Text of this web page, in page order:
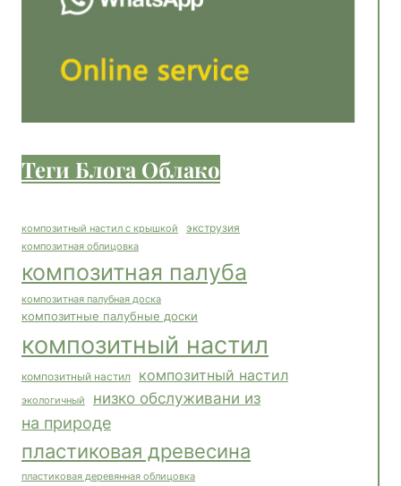
Теги Блога Облако
композитный настил с крышкой экструзия
композитная облицовка
композитная палуба
композитная палубная доска
композитные палубные доски
композитный настил
композитный настил композитный настил
экологичный низко обслуживани из
на природе
пластиковая древесина
пластиковая деревянная облицовка